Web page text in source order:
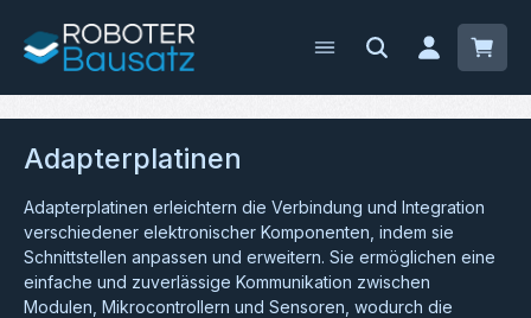
Zum Hauptinhalt springen
Adapterplatinen
Adapterplatinen erleichtern die Verbindung und Integration
verschiedener elektronischer Komponenten, indem sie
Schnittstellen anpassen und erweitern. Sie ermöglichen eine
einfache und zuverlässige Kommunikation zwischen
Modulen, Mikrocontrollern und Sensoren, wodurch die